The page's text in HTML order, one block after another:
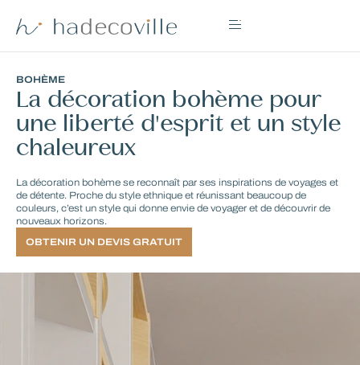
BOHÈME
La décoration bohème pour
une liberté d'esprit et un style
chaleureux
La décoration bohème se reconnaît par ses inspirations de voyages et
de détente. Proche du style ethnique et réunissant beaucoup de
couleurs, c’est un style qui donne envie de voyager et de découvrir de
nouveaux horizons.
OBTENIR UN DEVIS GRATUIT